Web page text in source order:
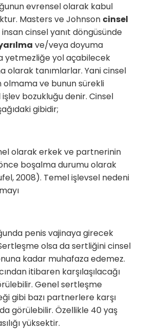
evrensel olarak kabul
Masters ve Johnson cinsel
insan cinsel yanıt döngüsünde
ve/veya doyuma
yetmezliğe yol açabilecek
olarak tanımlarlar. Yani cinsel
ve bunun sürekli
bozukluğu denir. Cinsel
gibidir;
olarak erkek ve partnerinin
boşalma durumu olarak
2008). Temel işlevsel nedeni
penis vajinaya girecek
olsa da sertliğini cinsel
kadar muhafaza edemez.
itibaren karşılaşılacağı
Genel sertleşme
gibi bazı partnerlere karşı
görülebilir. Özellikle 40 yaş
yüksektir.